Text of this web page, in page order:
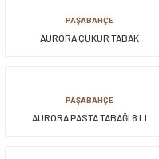
PAŞABAHÇE
AURORA ÇUKUR TABAK
PAŞABAHÇE
AURORA PASTA TABAĞI 6 LI